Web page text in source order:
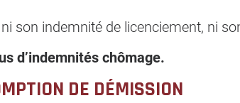
son indemnité de licenciement, ni
d’indemnités chômage.
DE DÉMISSION